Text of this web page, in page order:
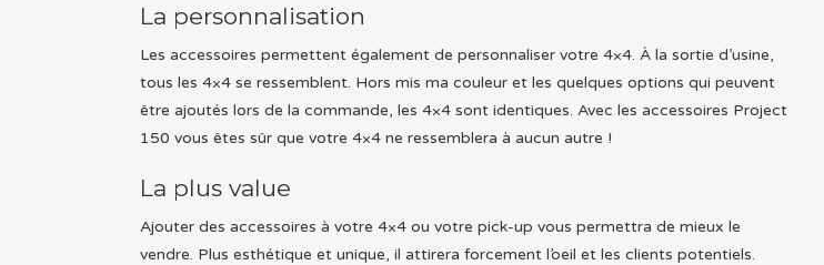
La personnalisation
Les accessoires permettent également de personnaliser votre 4×4. À la sortie d’usine,
tous les 4×4 se ressemblent. Hors mis ma couleur et les quelques options qui peuvent
être ajoutés lors de la commande, les 4×4 sont identiques. Avec les accessoires Project
150 vous êtes sûr que votre 4×4 ne ressemblera à aucun autre !
La plus value
Ajouter des accessoires à votre 4×4 ou votre pick-up vous permettra de mieux le
vendre. Plus esthétique et unique, il attirera forcement l’oeil et les clients potentiels.